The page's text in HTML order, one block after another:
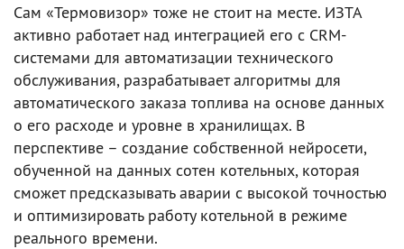
Сам «Термовизор» тоже не стоит на месте. ИЗТА
активно работает над интеграцией его с CRM-
системами для автоматизации технического
обслуживания, разрабатывает алгоритмы для
автоматического заказа топлива на основе данных
о его расходе и уровне в хранилищах. В
перспективе – создание собственной нейросети,
обученной на данных сотен котельных, которая
сможет предсказывать аварии с высокой точностью
и оптимизировать работу котельной в режиме
реального времени.